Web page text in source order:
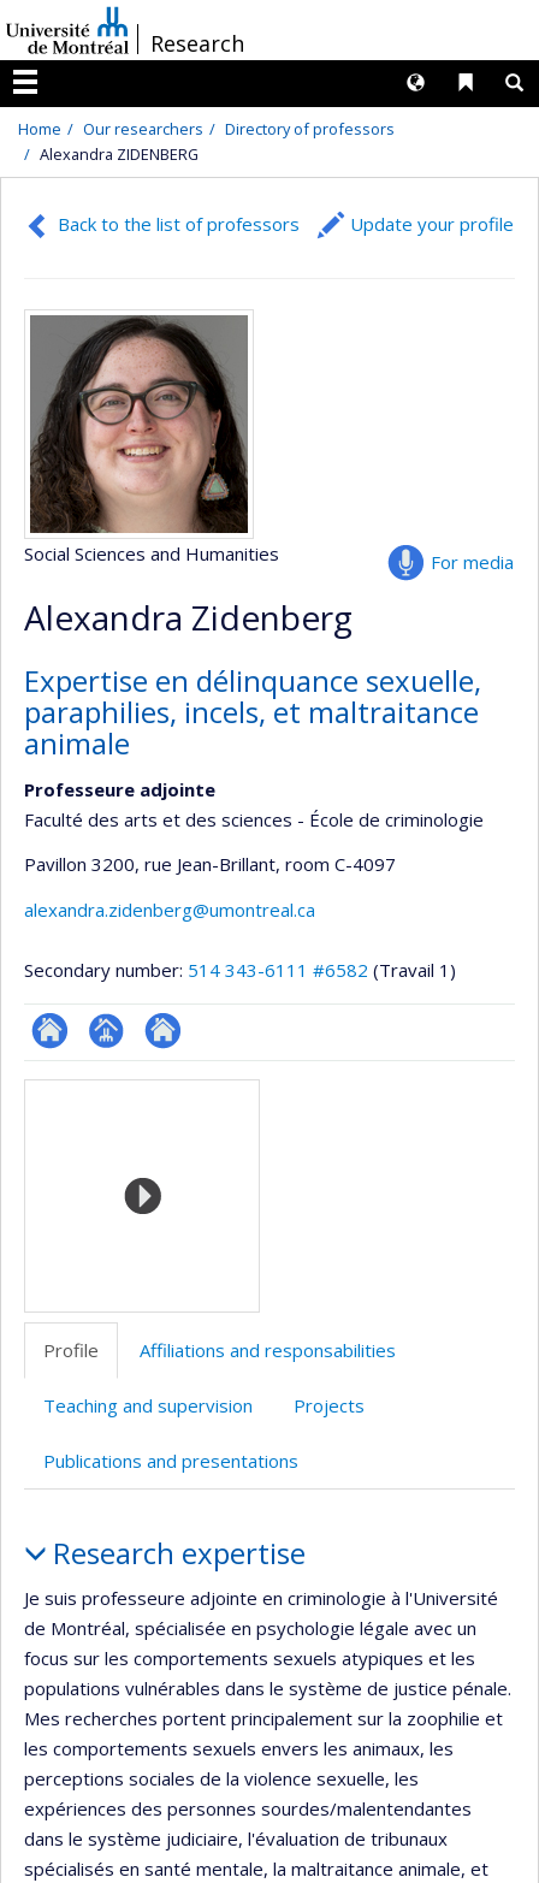
au
contenu
/Research
Menu
Liens
Langues
Home Our researchers
Directory of professors
Alexandra ZIDENBERG
Back to the list of professors Update your profile
For media
Social Sciences and Humanities
Alexandra Zidenberg
Expertise en délinquance sexuelle,
paraphilies, incels, et maltraitance
animale
Professeure adjointe
Faculté des arts et des sciences - École de criminologie
Pavillon 3200, rue Jean-Brillant, room C-4097
alexandra.zidenberg@umontreal.ca
Secondary number: 514 343-6111 #6582 (Travail 1)
ResearchGate
Page Autre
Media
Profile Affiliations and responsabilities
Teaching and supervision Projects
Publications and presentations
Research expertise
Je suis professeure adjointe en criminologie à l'Université
de Montréal, spécialisée en psychologie légale avec un
focus sur les comportements sexuels atypiques et les
populations vulnérables dans le système de justice pénale.
Mes recherches portent principalement sur la zoophilie et
les comportements sexuels envers les animaux, les
perceptions sociales de la violence sexuelle, les
expériences des personnes sourdes/malentendantes
dans le système judiciaire, l'évaluation de tribunaux
spécialisés en santé mentale, la maltraitance animale, et